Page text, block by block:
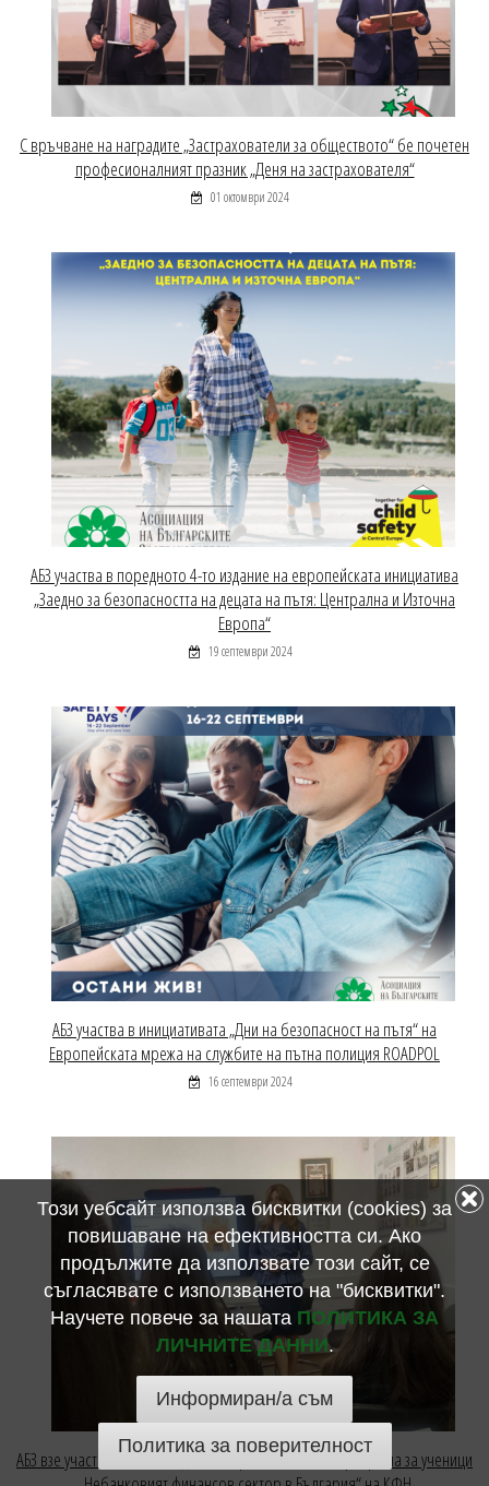
С връчване на наградите „Застрахователи за обществото“ бе почетен
професионалният празник „Деня на застрахователя“
01 октомври 2024
АБЗ участва в поредното 4-то издание на европейската инициатива
„Заедно за безопасността на децата на пътя: Централна и Източна
Европа“
19 септември 2024
АБЗ участва в инициативата „Дни на безопасност на пътя“ на
Европейската мрежа на службите на пътна полиция ROADPOL
16 септември 2024
АБЗ взе участие в ХХІІ-то издание образователната програма за ученици
Този уебсайт използва бисквитки (cookies) за
повишаване на ефективността си. Ако
продължите да използвате този сайт, се
съгласявате с използването на "бисквитки".
Научете повече за нашата ПОЛИТИКА ЗА
ЛИЧНИТЕ ДАННИ.
Информиран/а съм
Политика за поверителност